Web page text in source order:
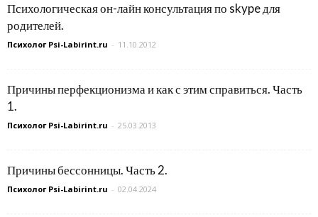
Психологическая он-лайн консультация по skype для
родителей.
Психолог Psi-Labirint.ru - 11.10.2012
Причины перфекционизма и как с этим справиться. Часть
1.
Психолог Psi-Labirint.ru - 25.03.2013
Причины бессонницы. Часть 2.
Психолог Psi-Labirint.ru - 02.04.2024